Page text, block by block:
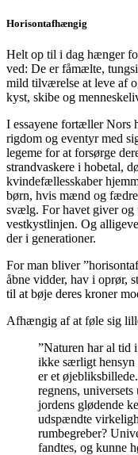
Horisontafhængig
Helt op til i dag hænger
ved: De er fåmælte,
mild tilværelse at leve af
kyst, skibe og
I essayene fortæller Nors
rigdom og eventyr med
legeme for at forsørge
strandvaskere i hobetal,
kvindefællesskaber
børn, hvis mænd og
svælg. For havet giver og
vestkystlinjen. Og
der i generationer.
For man bliver
åbne vidder, hav i oprør,
til at bøje deres kroner
Afhængig af at føle sig
”Naturen har al tid
ikke særligt
er et
regnens,
jordens glødende
udspændte
rumbegreber?
fandtes, og kunne